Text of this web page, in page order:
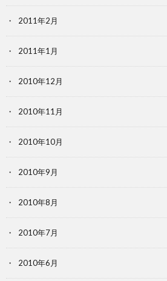
2011年2月
2011年1月
2010年12月
2010年11月
2010年10月
2010年9月
2010年8月
2010年7月
2010年6月